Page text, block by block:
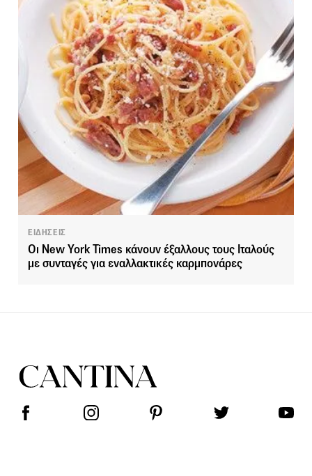
ΕΙΔΗΣΕΙΣ
Οι New York Times κάνουν έξαλλους τους Ιταλούς
με συνταγές για εναλλακτικές καρμπονάρες